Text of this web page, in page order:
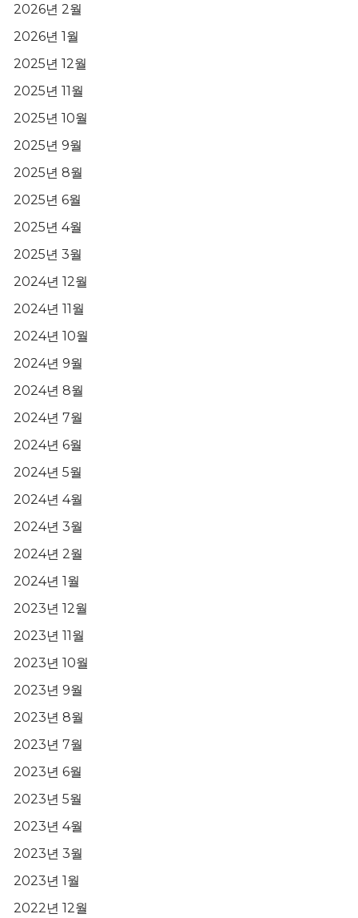
2026년 2월
2026년 1월
2025년 12월
2025년 11월
2025년 10월
2025년 9월
2025년 8월
2025년 6월
2025년 4월
2025년 3월
2024년 12월
2024년 11월
2024년 10월
2024년 9월
2024년 8월
2024년 7월
2024년 6월
2024년 5월
2024년 4월
2024년 3월
2024년 2월
2024년 1월
2023년 12월
2023년 11월
2023년 10월
2023년 9월
2023년 8월
2023년 7월
2023년 6월
2023년 5월
2023년 4월
2023년 3월
2023년 1월
2022년 12월